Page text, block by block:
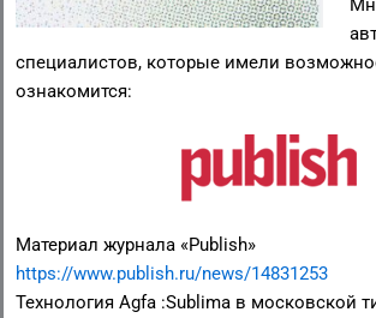
специалистов, которые имели
ознакомится:
Материал журнала «Publish»
https://www.publish.ru/news/14831253
Технология Agfa :Sublima в московской